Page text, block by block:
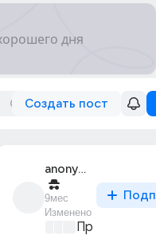
Создать пост
anonymous
9мес
Изменено
Проблемы с